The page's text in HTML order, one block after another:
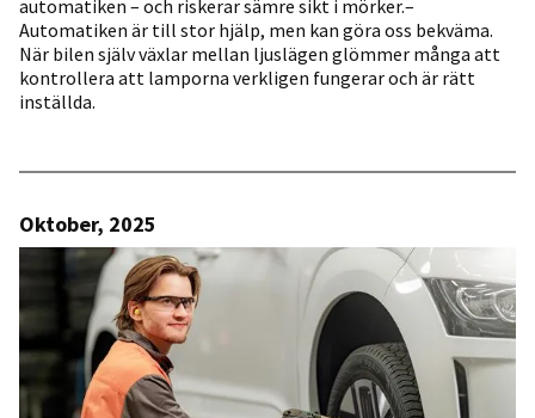
automatiken – och riskerar sämre sikt i mörker.–
Automatiken är till stor hjälp, men kan göra oss bekväma.
När bilen själv växlar mellan ljuslägen glömmer många att
kontrollera att lamporna verkligen fungerar och är rätt
inställda.
Oktober, 2025